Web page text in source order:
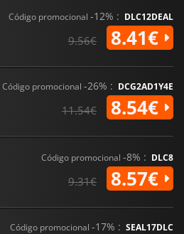
Código promocional -12% : DLC12DEAL
9.56€ 8.41€
Código promocional -26% : DCG2AD1Y4E
11.54€ 8.54€
Código promocional -8% : DLC8
9.31€ 8.57€
Código promocional -17% : SEAL17DLC